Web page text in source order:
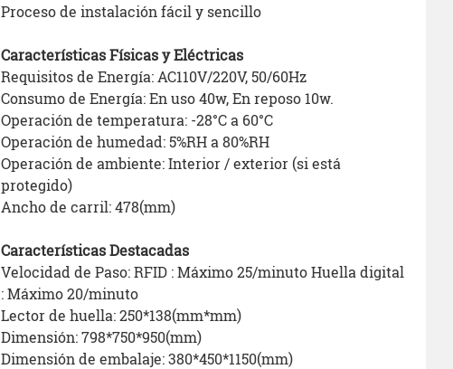
Proceso de instalación fácil y sencillo
Características Físicas y Eléctricas
Requisitos de Energía: AC110V/220V, 50/60Hz
Consumo de Energía: En uso 40w, En reposo 10w.
Operación de temperatura: -28°C a 60°C
Operación de humedad: 5%RH a 80%RH
Operación de ambiente: Interior / exterior (si está
protegido)
Ancho de carril: 478(mm)
Características Destacadas
Velocidad de Paso: RFID : Máximo 25/minuto Huella digital
: Máximo 20/minuto
Lector de huella: 250*138(mm*mm)
Dimensión: 798*750*950(mm)
Dimensión de embalaje: 380*450*1150(mm)